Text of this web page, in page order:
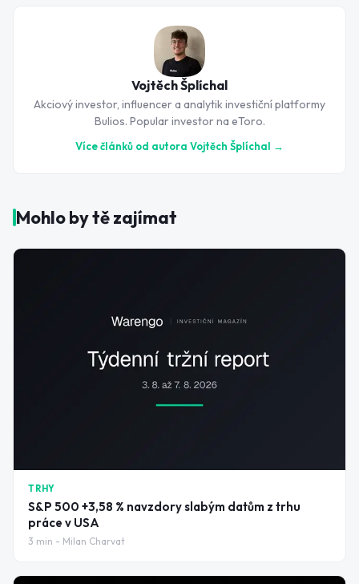
Vojtěch Šplíchal
Akciový investor, influencer a analytik investiční platformy
Bulios. Popular investor na eToro.
Více článků od autora Vojtěch Šplíchal →
Mohlo by tě zajímat
TRHY
S&P 500 +3,58 % navzdory slabým datům z trhu
práce v USA
3 min - Milan Charvat